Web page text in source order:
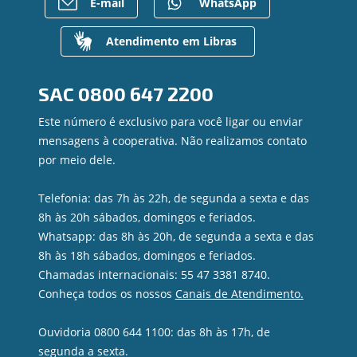
Mapa do site
Gerenciar Cookies
Para empresas
Regularização de dívidas
Valores a Receber
Contato
Ouvidoria
E-mail WhatsApp
Atendimento em Libras
SAC 0800 647 2200
Este número é exclusivo para você ligar ou enviar
mensagens à cooperativa. Não realizamos contato
por meio dele.
Telefonia: das 7h às 22h, de segunda a sexta e das
8h às 20h sábados, domingos e feriados.
Whatsapp: das 8h às 20h, de segunda a sexta e das
8h às 18h sábados, domingos e feriados.
Chamadas internacionais: 55 47 3381 8740.
Conheça todos os nossos Canais de Atendimento.
Ouvidoria 0800 644 1100: das 8h às 17h, de
segunda a sexta.